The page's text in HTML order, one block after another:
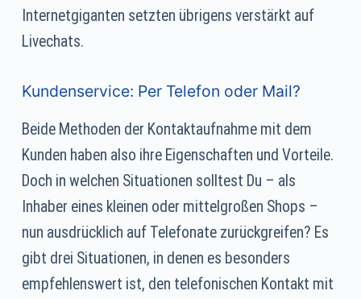
Internetgiganten setzten übrigens verstärkt auf
Livechats.
Kundenservice: Per Telefon oder Mail?
Beide Methoden der Kontaktaufnahme mit dem
Kunden haben also ihre Eigenschaften und Vorteile.
Doch in welchen Situationen solltest Du – als
Inhaber eines kleinen oder mittelgroßen Shops –
nun ausdrücklich auf Telefonate zurückgreifen? Es
gibt drei Situationen, in denen es besonders
empfehlenswert ist, den telefonischen Kontakt mit